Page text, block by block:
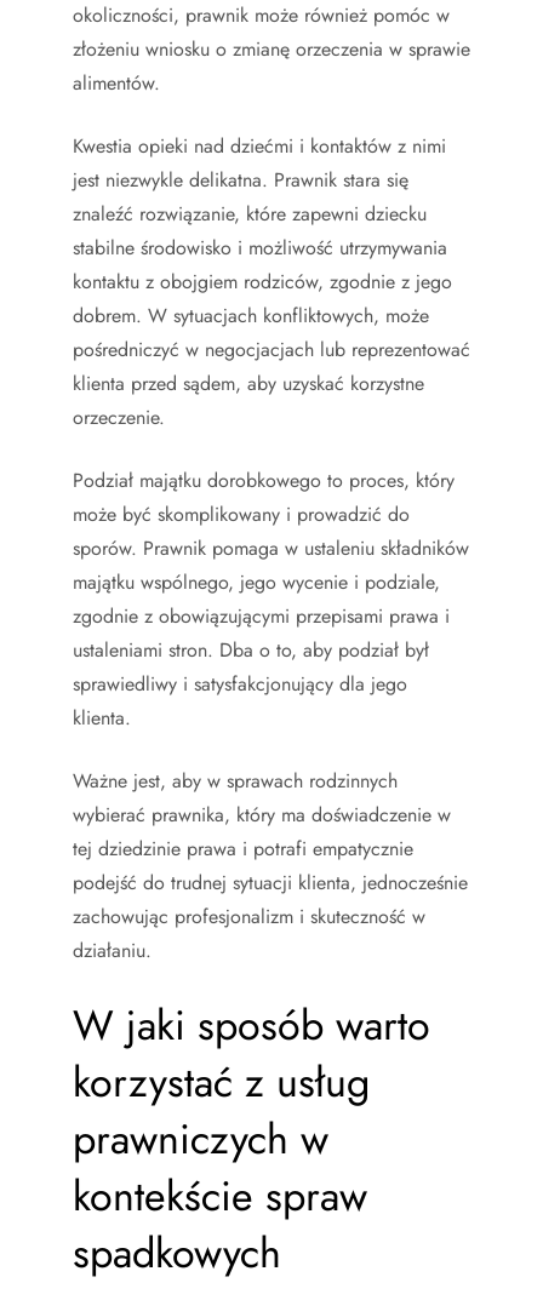
okoliczności, prawnik może również pomóc w
złożeniu wniosku o zmianę orzeczenia w sprawie
alimentów.
Kwestia opieki nad dziećmi i kontaktów z nimi
jest niezwykle delikatna. Prawnik stara się
znaleźć rozwiązanie, które zapewni dziecku
stabilne środowisko i możliwość utrzymywania
kontaktu z obojgiem rodziców, zgodnie z jego
dobrem. W sytuacjach konfliktowych, może
pośredniczyć w negocjacjach lub reprezentować
klienta przed sądem, aby uzyskać korzystne
orzeczenie.
Podział majątku dorobkowego to proces, który
może być skomplikowany i prowadzić do
sporów. Prawnik pomaga w ustaleniu składników
majątku wspólnego, jego wycenie i podziale,
zgodnie z obowiązującymi przepisami prawa i
ustaleniami stron. Dba o to, aby podział był
sprawiedliwy i satysfakcjonujący dla jego
klienta.
Ważne jest, aby w sprawach rodzinnych
wybierać prawnika, który ma doświadczenie w
tej dziedzinie prawa i potrafi empatycznie
podejść do trudnej sytuacji klienta, jednocześnie
zachowując profesjonalizm i skuteczność w
działaniu.
W jaki sposób warto
korzystać z usług
prawniczych w
kontekście spraw
spadkowych